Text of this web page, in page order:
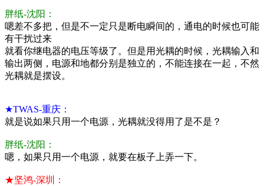
胖纸-沈阳：
嗯差不多把，但是不一定只是断电瞬间的，通电的时候也可能
有干扰过来
就看你继电器的电压等级了。但是用光耦的时候，光耦输入和
输出两侧，电源和地都分别是独立的，不能连接在一起，不然
光耦就是摆设。
★TWAS-重庆：
就是说如果只用一个电源，光耦就没得用了是不是？
胖纸-沈阳：
嗯，如果只用一个电源，就要在板子上弄一下。
★坚鸿-深圳：